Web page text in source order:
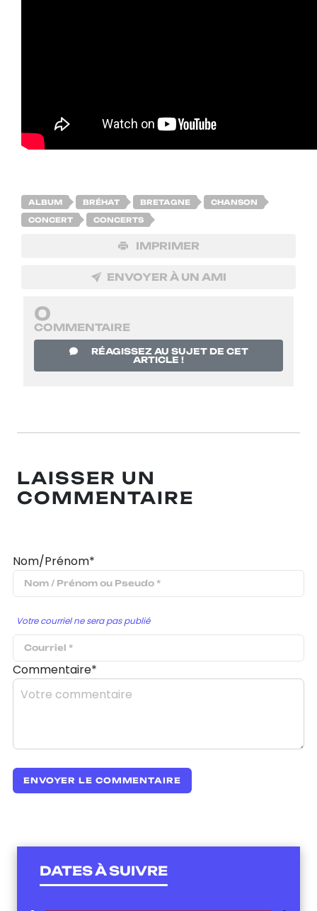
ALBUM BRÉHAT BRETAGNE CHANSON
CONCERT CONCERTS
IMPRIMER
ENVOYER À UN AMI
0
COMMENTAIRE
RÉAGISSEZ AU SUJET DE CET
ARTICLE !
LAISSER UN
COMMENTAIRE
Nom/Prénom*
Votre courriel ne sera pas publié
Commentaire*
DATES À SUIVRE